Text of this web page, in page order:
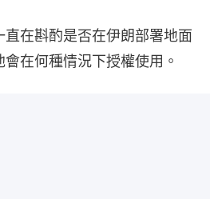
在斟酌是否在伊朗部署地面
在何種情況下授權使用。